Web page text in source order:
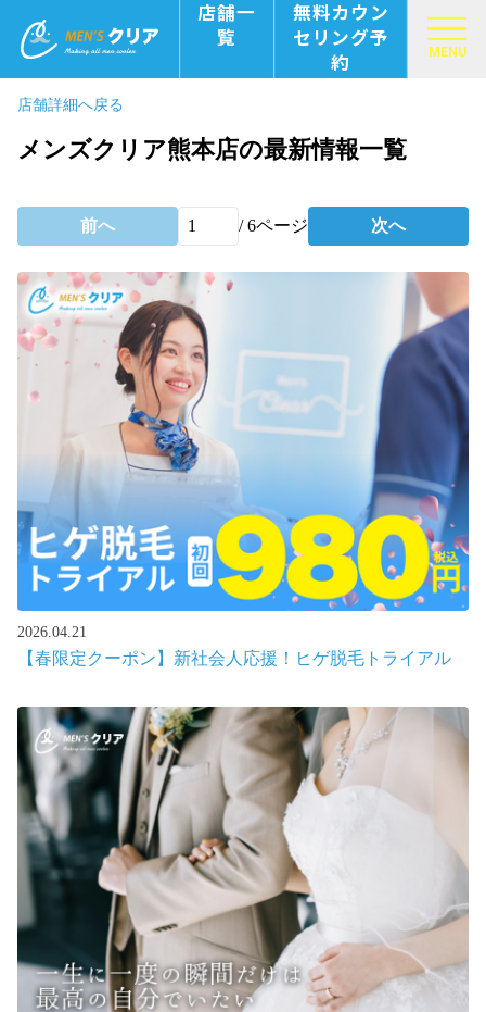
店舗一
覧
無料カウン
セリング予
約
MENU
店舗詳細へ戻る
メンズクリア熊本店の最新情報一覧
前へ /6ページ 次へ
2026.04.21
【春限定クーポン】新社会人応援！ヒゲ脱毛トライアル